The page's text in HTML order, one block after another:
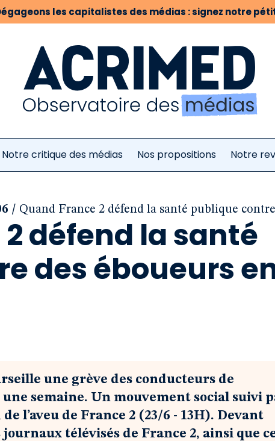
les capitalistes des médias : signez notre
Notre critique des médias Nos propositions Notre
/ Quand France 2 défend la santé publique
défend la santé
des éboueurs
une grève des conducteurs de
semaine. Un mouvement social suivi
l’aveu de France 2 (23/6 - 13H). Devant
télévisés de France 2, ainsi que